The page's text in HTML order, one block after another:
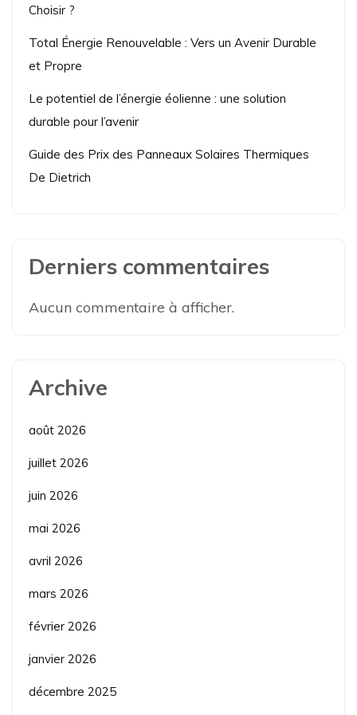
Choisir ?
Total Énergie Renouvelable : Vers un Avenir Durable
et Propre
Le potentiel de l’énergie éolienne : une solution
durable pour l’avenir
Guide des Prix des Panneaux Solaires Thermiques
De Dietrich
Derniers commentaires
Aucun commentaire à afficher.
Archive
août 2026
juillet 2026
juin 2026
mai 2026
avril 2026
mars 2026
février 2026
janvier 2026
décembre 2025